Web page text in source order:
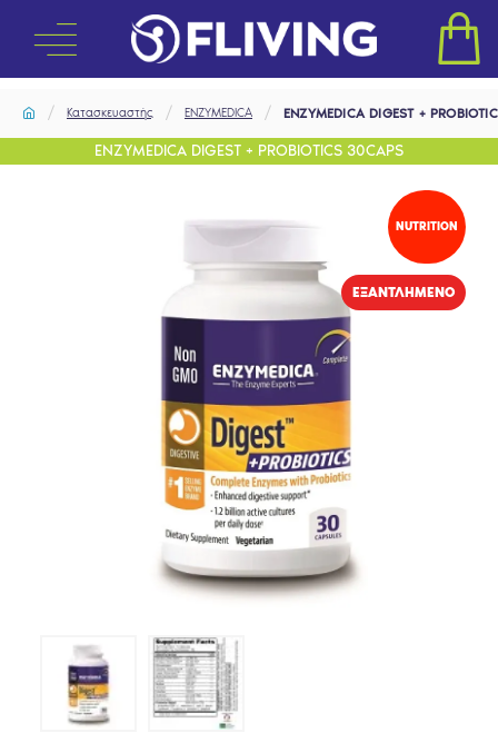
Κατασκευαστής ENZYMEDICA ENZYMEDICA DIGEST +
ENZYMEDICA DIGEST + PROBIOTICS 30CAPS
NUTRITION
EΞΑΝΤΛΗΜΈΝΟ